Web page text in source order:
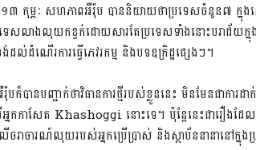
១៣ កុម្ភៈ​ សហភាពអឺរ៉ុប​ បាននិយាយថា​ប្រទេសចំនួន៧​ ក្នុងន
ទេស​លាងលុយកខ្វក់​ដោយសារតែ​ប្រទេសទាំងនោះ​បរាជ័យ​ក្
ដំណើរការ​ធ្វើភេវរកម្ម​ និង​បទ​ឧក្រិដ្ឋផ្សេងៗ​។
ក៏បាន​បញ្ជាក់ថា​វិធានការថ្មី​របស់​ខ្លួននេះ​ មិនមែនជា​ការ
កកាសែត​ Khashoggi​ នោះទេ​។ ប៉ុន្តែ​នេះ​ជារឿង​ដែល​
ចរាចារណ៍​លុយ​របស់​អ្នកប្រើប្រាស់​ និង​ស្ថាប័ននានា​នៅក្នុ